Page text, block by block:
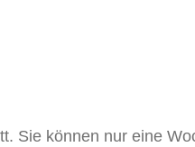
Sie können nur eine